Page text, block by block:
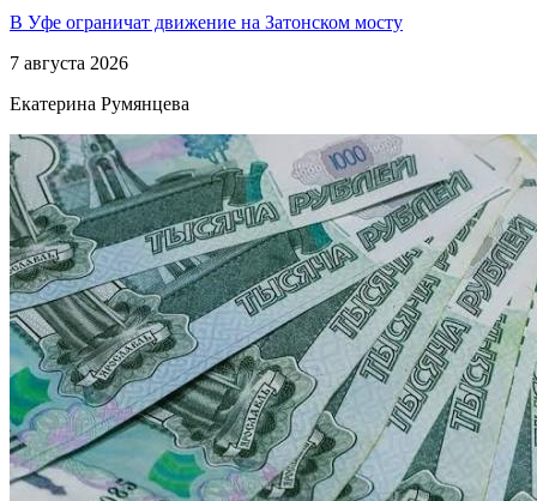
В Уфе ограничат движение на Затонском мосту
7 августа 2026
Екатерина Румянцева